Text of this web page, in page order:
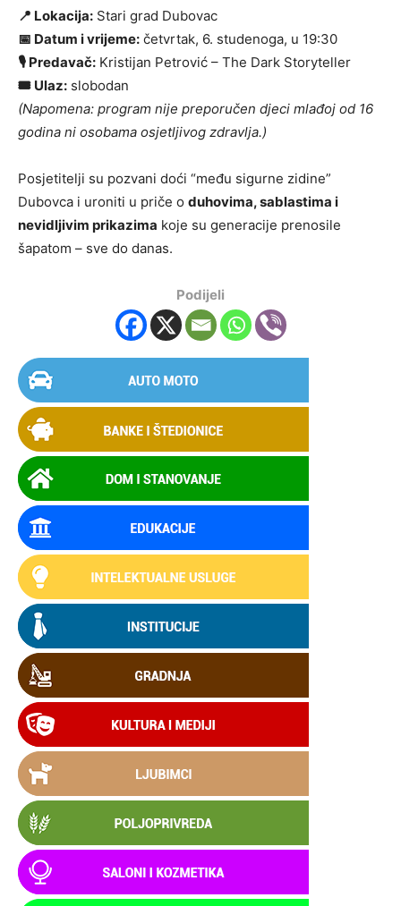
📍 Lokacija: Stari grad Dubovac
📅 Datum i vrijeme: četvrtak, 6. studenoga, u 19:30
🎙️ Predavač: Kristijan Petrović – The Dark Storyteller
🎟️ Ulaz: slobodan
(Napomena: program nije preporučen djeci mlađoj od 16
godina ni osobama osjetljivog zdravlja.)
Posjetitelji su pozvani doći “među sigurne zidine”
Dubovca i uroniti u priče o duhovima, sablastima i
nevidljivim prikazima koje su generacije prenosile
šapatom – sve do danas.
Podijeli